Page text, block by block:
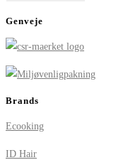
Genveje
Brands
Ecooking
ID Hair